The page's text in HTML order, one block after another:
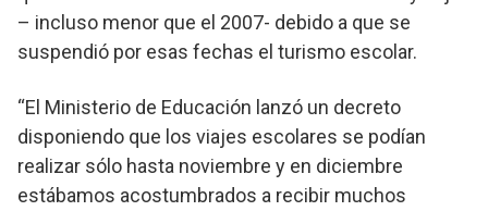
– incluso menor que el 2007- debido a que se
suspendió por esas fechas el turismo escolar.
“El Ministerio de Educación lanzó un decreto
disponiendo que los viajes escolares se podían
realizar sólo hasta noviembre y en diciembre
estábamos acostumbrados a recibir muchos